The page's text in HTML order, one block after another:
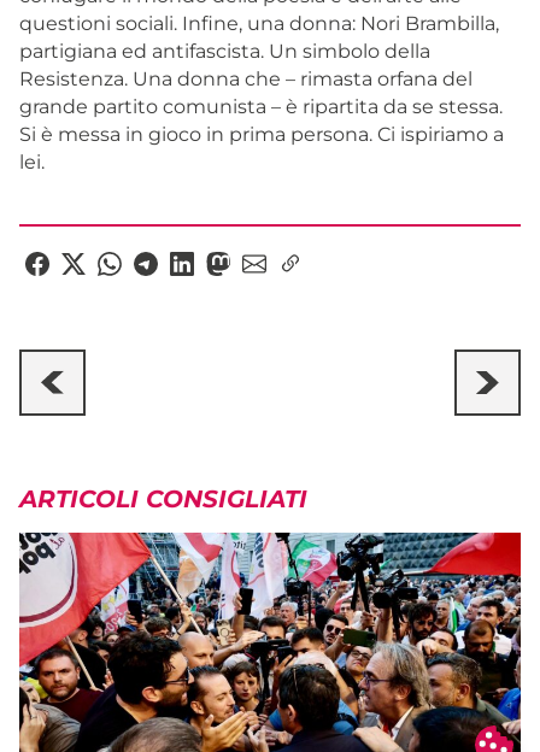
questioni sociali. Infine, una donna: Nori Brambilla,
partigiana ed antifascista. Un simbolo della
Resistenza. Una donna che – rimasta orfana del
grande partito comunista – è ripartita da se stessa.
Si è messa in gioco in prima persona. Ci ispiriamo a
lei.
ARTICOLI CONSIGLIATI